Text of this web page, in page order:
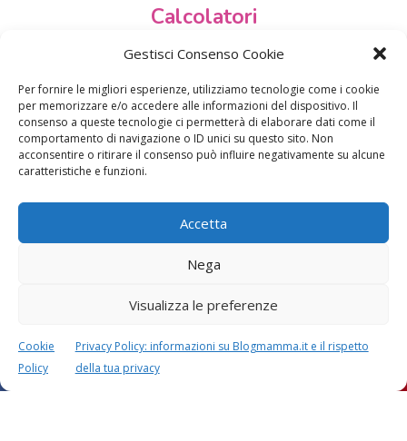
Gestisci Consenso Cookie
Per fornire le migliori esperienze, utilizziamo tecnologie come i cookie
per memorizzare e/o accedere alle informazioni del dispositivo. Il
consenso a queste tecnologie ci permetterà di elaborare dati come il
comportamento di navigazione o ID unici su questo sito. Non
acconsentire o ritirare il consenso può influire negativamente su alcune
caratteristiche e funzioni.
Accetta
Nega
Visualizza le preferenze
Cookie
Policy
Privacy Policy: informazioni su Blogmamma.it e il rispetto
della tua privacy
Calcolatori
CALCOLO SETTIMANE DI
GRAVIDANZA
CALCOLO
DATA PARTO